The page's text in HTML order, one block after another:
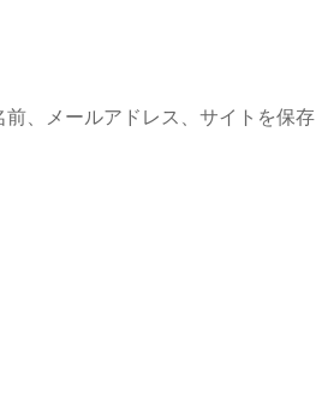
、メールアドレス、サイトを保存